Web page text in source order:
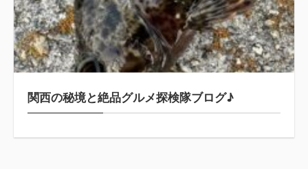
関西の秘境と絶品グルメ探検隊ブログ♪